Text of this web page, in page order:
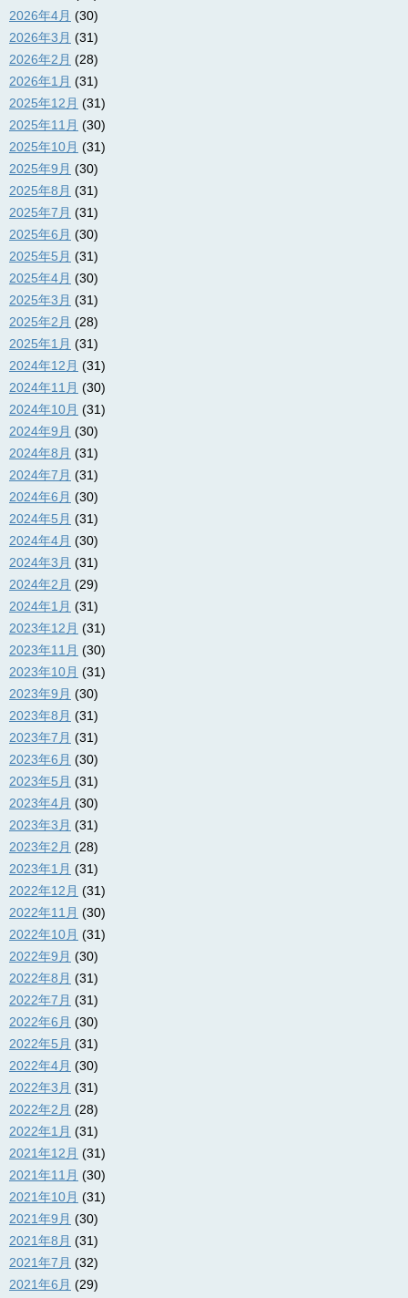
2026年4月 (30)
2026年3月 (31)
2026年2月 (28)
2026年1月 (31)
2025年12月 (31)
2025年11月 (30)
2025年10月 (31)
2025年9月 (30)
2025年8月 (31)
2025年7月 (31)
2025年6月 (30)
2025年5月 (31)
2025年4月 (30)
2025年3月 (31)
2025年2月 (28)
2025年1月 (31)
2024年12月 (31)
2024年11月 (30)
2024年10月 (31)
2024年9月 (30)
2024年8月 (31)
2024年7月 (31)
2024年6月 (30)
2024年5月 (31)
2024年4月 (30)
2024年3月 (31)
2024年2月 (29)
2024年1月 (31)
2023年12月 (31)
2023年11月 (30)
2023年10月 (31)
2023年9月 (30)
2023年8月 (31)
2023年7月 (31)
2023年6月 (30)
2023年5月 (31)
2023年4月 (30)
2023年3月 (31)
2023年2月 (28)
2023年1月 (31)
2022年12月 (31)
2022年11月 (30)
2022年10月 (31)
2022年9月 (30)
2022年8月 (31)
2022年7月 (31)
2022年6月 (30)
2022年5月 (31)
2022年4月 (30)
2022年3月 (31)
2022年2月 (28)
2022年1月 (31)
2021年12月 (31)
2021年11月 (30)
2021年10月 (31)
2021年9月 (30)
2021年8月 (31)
2021年7月 (32)
2021年6月 (29)